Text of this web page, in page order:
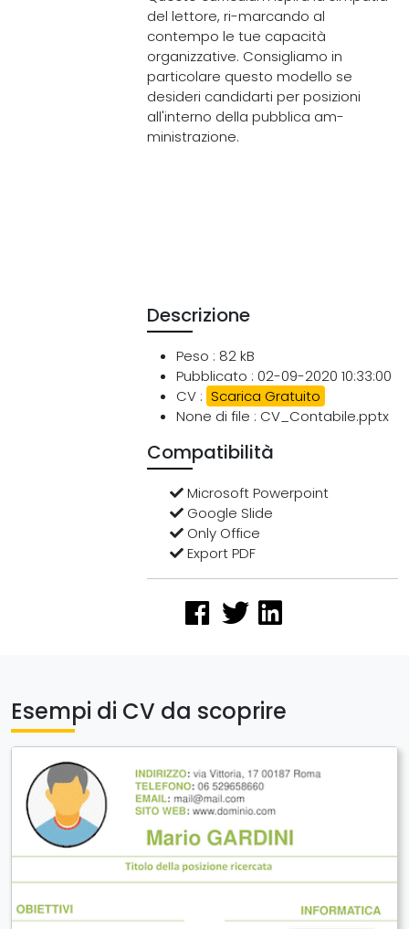
del lettore, ri-marcando al
contempo le tue capacità
organizzative. Consigliamo in
particolare questo modello se
desideri candidarti per posizioni
all'interno della pubblica am-
ministrazione.
Descrizione
Peso : 82 kB
Pubblicato : 02-09-2020 10:33:00
CV : Scarica Gratuito
None di file : CV_Contabile.pptx
Compatibilità
Microsoft Powerpoint
Google Slide
Only Office
Export PDF
Esempi di CV da scoprire